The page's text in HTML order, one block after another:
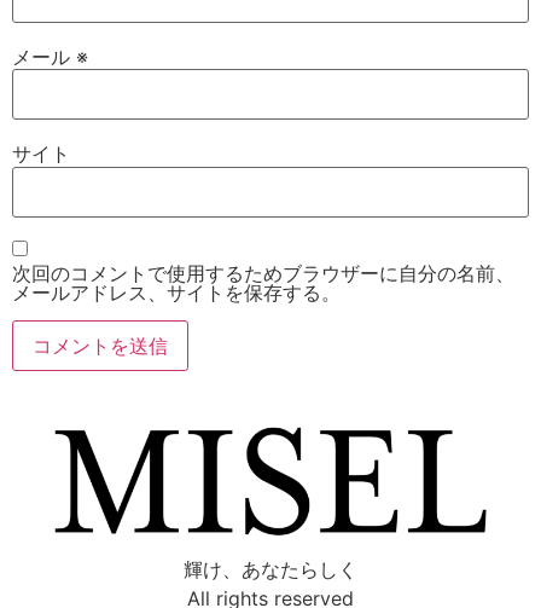
メール ※
サイト
次回のコメントで使用するためブラウザーに自分の名前、
メールアドレス、サイトを保存する。
輝け、あなたらしく
All rights reserved